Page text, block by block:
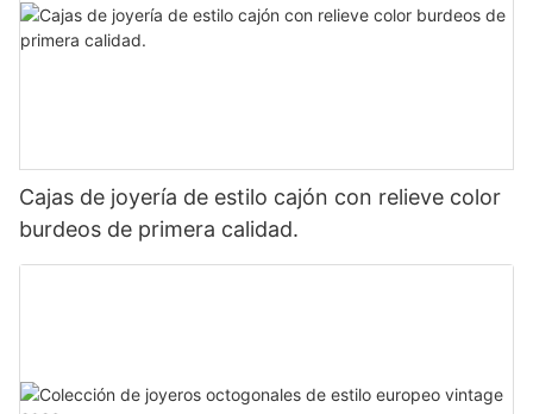
Cajas de joyería de estilo cajón con relieve color
burdeos de primera calidad.